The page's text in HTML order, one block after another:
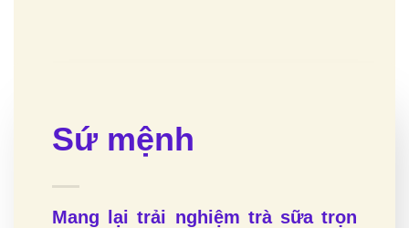
Sứ mệnh
Mang lại trải nghiệm trà sữa trọn